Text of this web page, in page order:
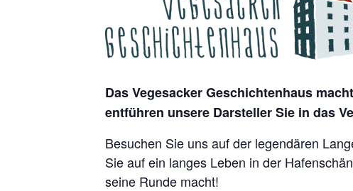
Das Vegesacker Geschichtenhaus
entführen unsere Darsteller Sie in das
Besuchen Sie uns auf der legendären
Sie auf ein langes Leben in der
seine Runde macht!